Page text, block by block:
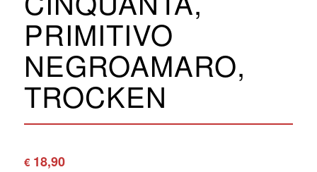
PRIMITIVO
NEGROAMARO,
TROCKEN
€18,90